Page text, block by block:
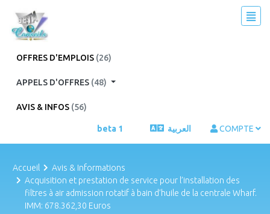
OFFRES D'EMPLOIS (26)
APPELS D'OFFRES (48)
AVIS & INFOS (56)
beta 1 العربية COMPTE
Accueil
Avis & Informations
Acquisition et prestation de service pour l’installation des
filtres à air admission rotatif à bain d’huile de la centrale Wharf.
IMM: 678.362,30 Euros